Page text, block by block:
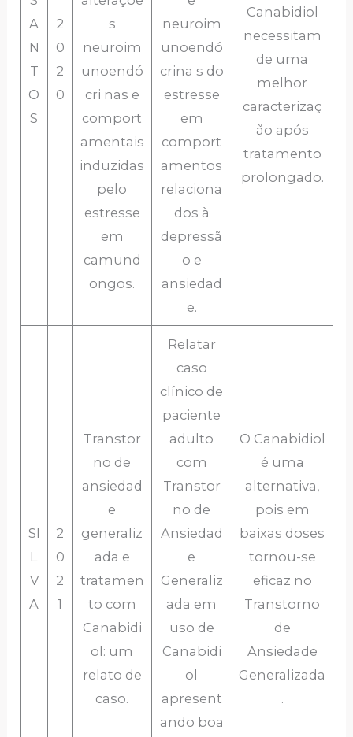
A
N
T
O
S
2
0
2
0
s
neuroim
unoendó
cri nas e
comport
amentais
induzidas
pelo
estresse
em
camund
ongos.
neuroim
unoendó
crina s do
estresse
em
comport
amentos
relaciona
dos à
depressã
o e
ansiedad
e.
Canabidiol
necessitam
de uma
melhor
caracterizaç
ão após
tratamento
prolongado.
SI
L
V
A
2
0
2
1
Transtor
no de
ansiedad
e
generaliz
ada e
tratamen
to com
Canabidi
ol: um
relato de
caso.
Relatar
caso
clínico de
paciente
adulto
com
Transtor
no de
Ansiedad
e
Generaliz
ada em
uso de
Canabidi
ol
apresent
ando boa
O Canabidiol
é uma
alternativa,
pois em
baixas doses
tornou-se
eficaz no
Transtorno
de
Ansiedade
Generalizada
.